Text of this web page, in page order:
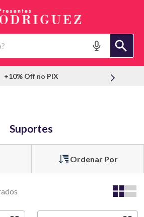
+10% Off no PIX
Suportes
Ordenar Por